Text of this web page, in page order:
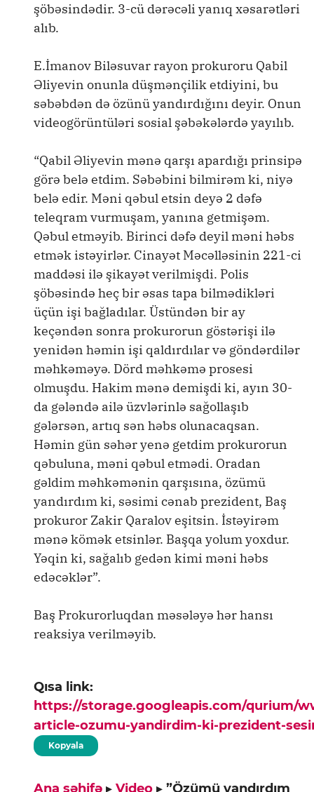
şöbəsindədir. 3-cü dərəcəli yanıq xəsarətləri
alıb.
E.İmanov Biləsuvar rayon prokuroru Qabil
Əliyevin onunla düşmənçilik etdiyini, bu
səbəbdən də özünü yandırdığını deyir. Onun
videogörüntüləri sosial şəbəkələrdə yayılıb.
“Qabil Əliyevin mənə qarşı apardığı prinsipə
görə belə etdim. Səbəbini bilmirəm ki, niyə
belə edir. Məni qəbul etsin deyə 2 dəfə
teleqram vurmuşam, yanına getmişəm.
Qəbul etməyib. Birinci dəfə deyil məni həbs
etmək istəyirlər. Cinayət Məcəlləsinin 221-ci
maddəsi ilə şikayət verilmişdi. Polis
şöbəsində heç bir əsas tapa bilmədikləri
üçün işi bağladılar. Üstündən bir ay
keçəndən sonra prokurorun göstərişi ilə
yenidən həmin işi qaldırdılar və göndərdilər
məhkəməyə. Dörd məhkəmə prosesi
olmuşdu. Hakim mənə demişdi ki, ayın 30-
da gələndə ailə üzvlərinlə sağollaşıb
gələrsən, artıq sən həbs olunacaqsan.
Həmin gün səhər yenə getdim prokurorun
qəbuluna, məni qəbul etmədi. Oradan
gəldim məhkəmənin qarşısına, özümü
yandırdım ki, səsimi cənab prezident, Baş
prokuror Zakir Qaralov eşitsin. İstəyirəm
mənə kömək etsinlər. Başqa yolum yoxdur.
Yəqin ki, sağalıb gedən kimi məni həbs
edəcəklər”.
Baş Prokurorluqdan məsələyə hər hansı
reaksiya verilməyib.
Qısa link:
https://storage.googleapis.com/qurium/
article-ozumu-yandirdim-ki-prezident-
Kopyala
Ana səhifə ▸ Video ▸ ”Özümü yandırdım